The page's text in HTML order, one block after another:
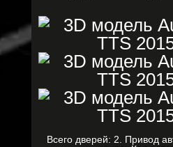
Всего дверей: 2. Привод